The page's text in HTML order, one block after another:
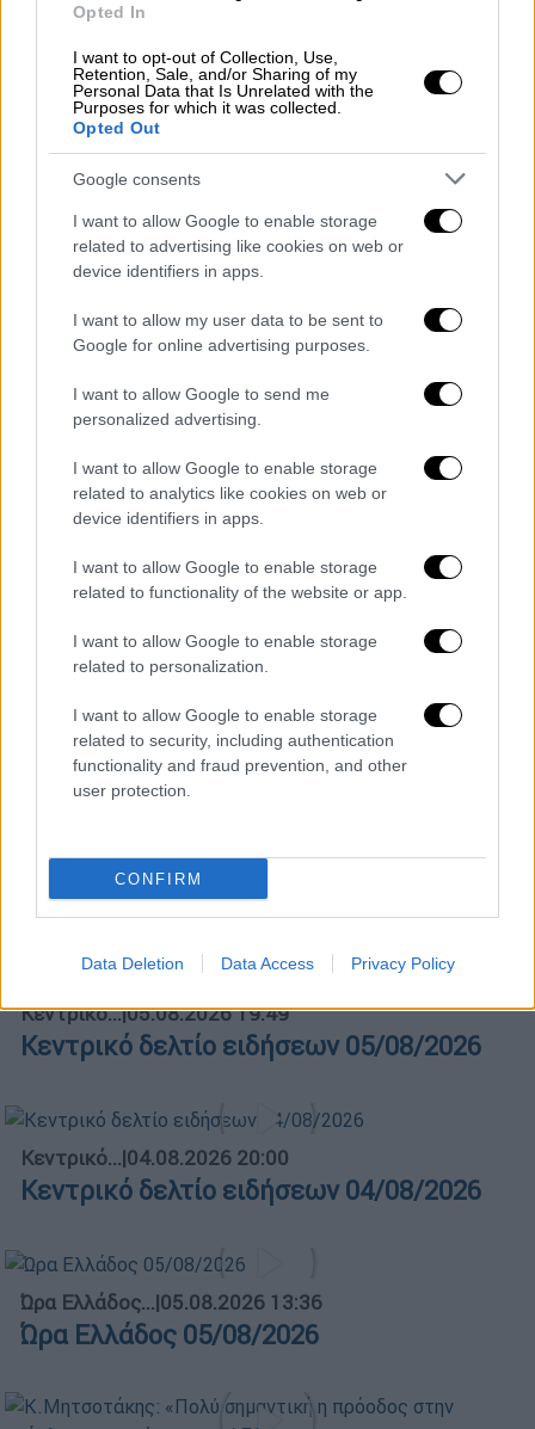
Opted In
I want to opt-out of Collection, Use,
Retention, Sale, and/or Sharing of my
Personal Data that Is Unrelated with the
Purposes for which it was collected.
Opted Out
Google consents
I want to allow Google to enable storage
related to advertising like cookies on web or
device identifiers in apps.
I want to allow my user data to be sent to
Google for online advertising purposes.
I want to allow Google to send me
personalized advertising.
I want to allow Google to enable storage
related to analytics like cookies on web or
device identifiers in apps.
I want to allow Google to enable storage
related to functionality of the website or app.
I want to allow Google to enable storage
related to personalization.
I want to allow Google to enable storage
related to security, including authentication
functionality and fraud prevention, and other
user protection.
CONFIRM
Data Deletion Data Access Privacy Policy
ΔΗΜΟΦΙΛΗ ΣΤΟ TAG
01 Lifestyle| 27.04.2026 14:06
Μαρία Κανελλοπούλου: «Η
Κάτια Δανδουλάκη είναι κυρία
POPULAR VIDEOS
Κεντρικό...|05.08.2026 19:49
Κεντρικό δελτίο ειδήσεων 05/08/2026
Κεντρικό...|04.08.2026 20:00
Κεντρικό δελτίο ειδήσεων 04/08/2026
Ώρα Ελλάδος...|05.08.2026 13:36
Ώρα Ελλάδος 05/08/2026